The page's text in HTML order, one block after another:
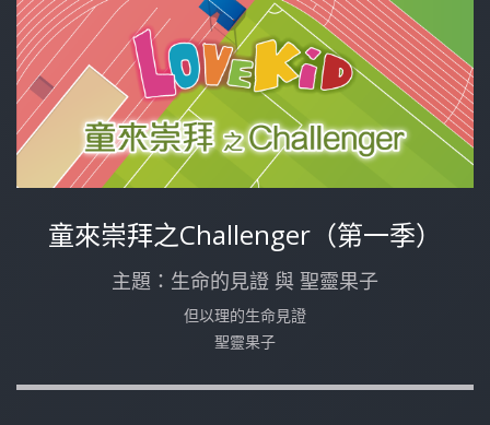
童來崇拜之Challenger（第一季）
主題：生命的見證 與 聖靈果子
但以理的生命見證
聖靈果子